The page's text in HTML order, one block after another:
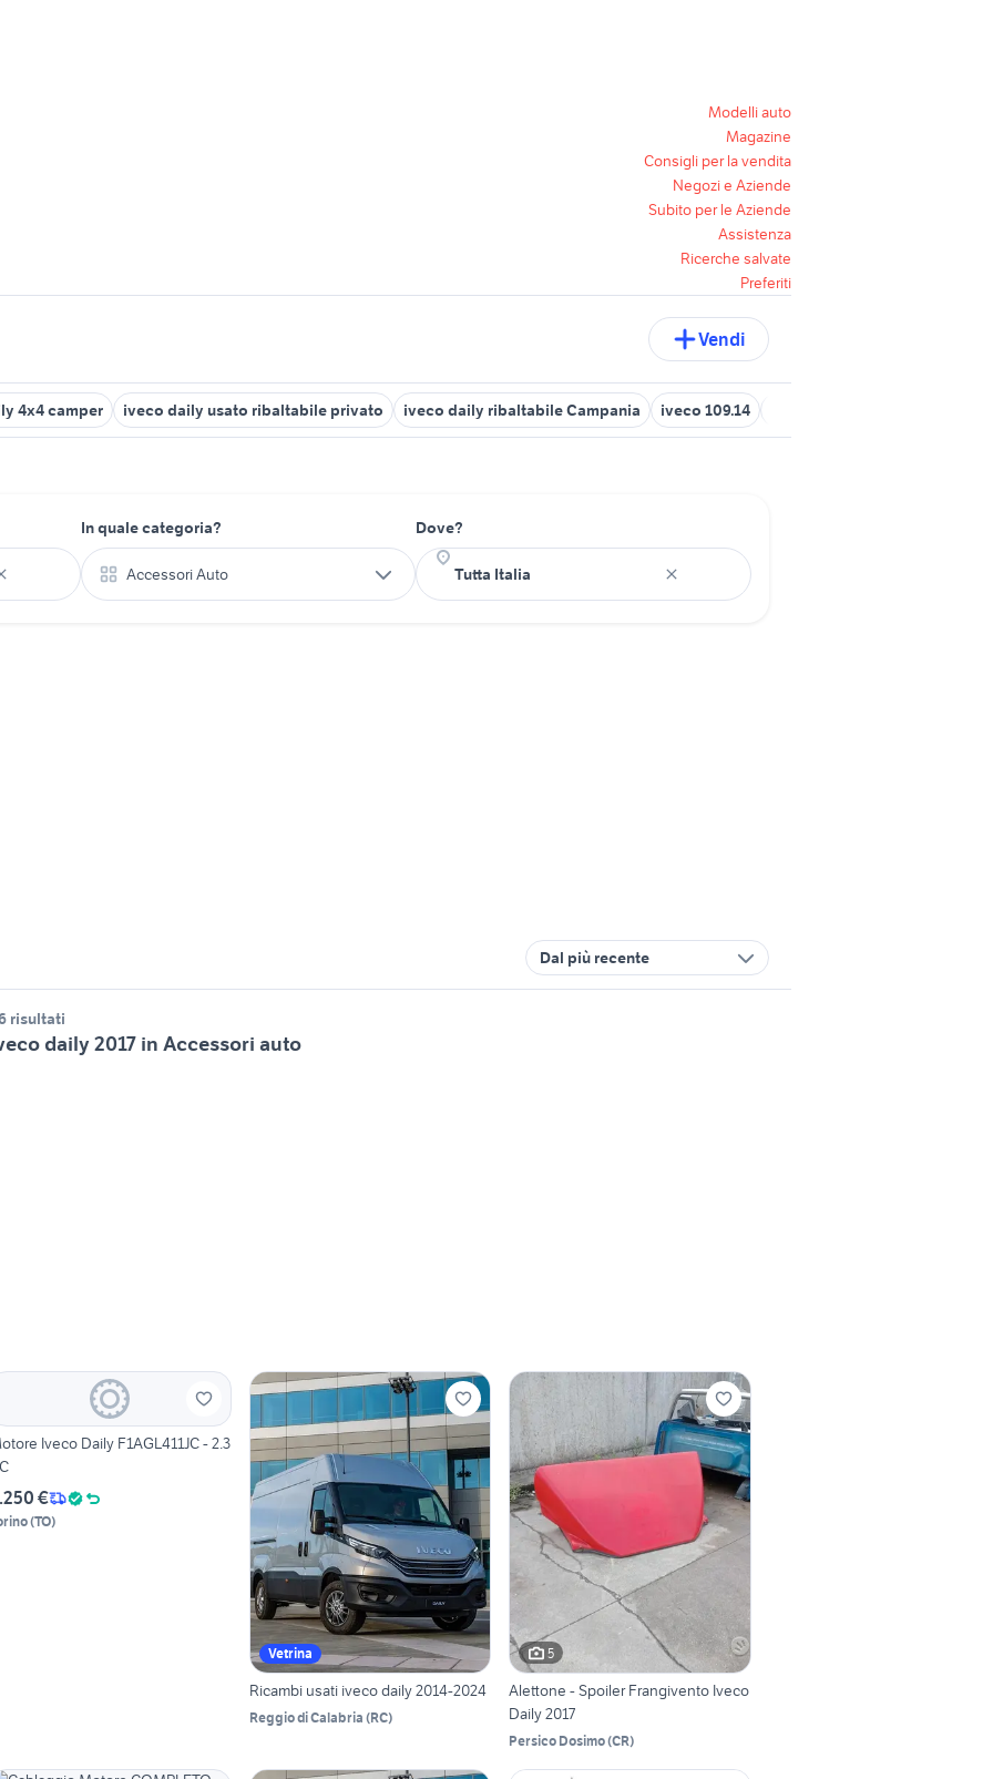
Modelli auto
Magazine
Consigli per la vendita
Negozi e Aziende
Subito per le Aziende
Assistenza
Ricerche salvate
Preferiti
Vendi
4x4 camper iveco daily usato ribaltabile privato iveco daily ribaltabile Campania iveco 109.14
In quale categoria?
Accessori Auto
Dove?
Dal più recente
risultati
daily 2017 in Accessori auto
Iveco Daily F1AGL411JC - 2.3
€
(TO)
Vetrina
Ricambi usati iveco daily 2014-2024
Reggio di Calabria (RC)
5
Alettone - Spoiler Frangivento Iveco
Daily 2017
Persico Dosimo(CR)